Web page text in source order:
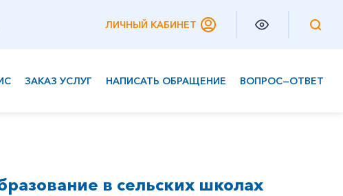
ЛИЧНЫЙ КАБИНЕТ
ЗАКАЗ УСЛУГ НАПИСАТЬ ОБРАЩЕНИЕ ВОПРОС—ОТВЕТ
в сельских школах